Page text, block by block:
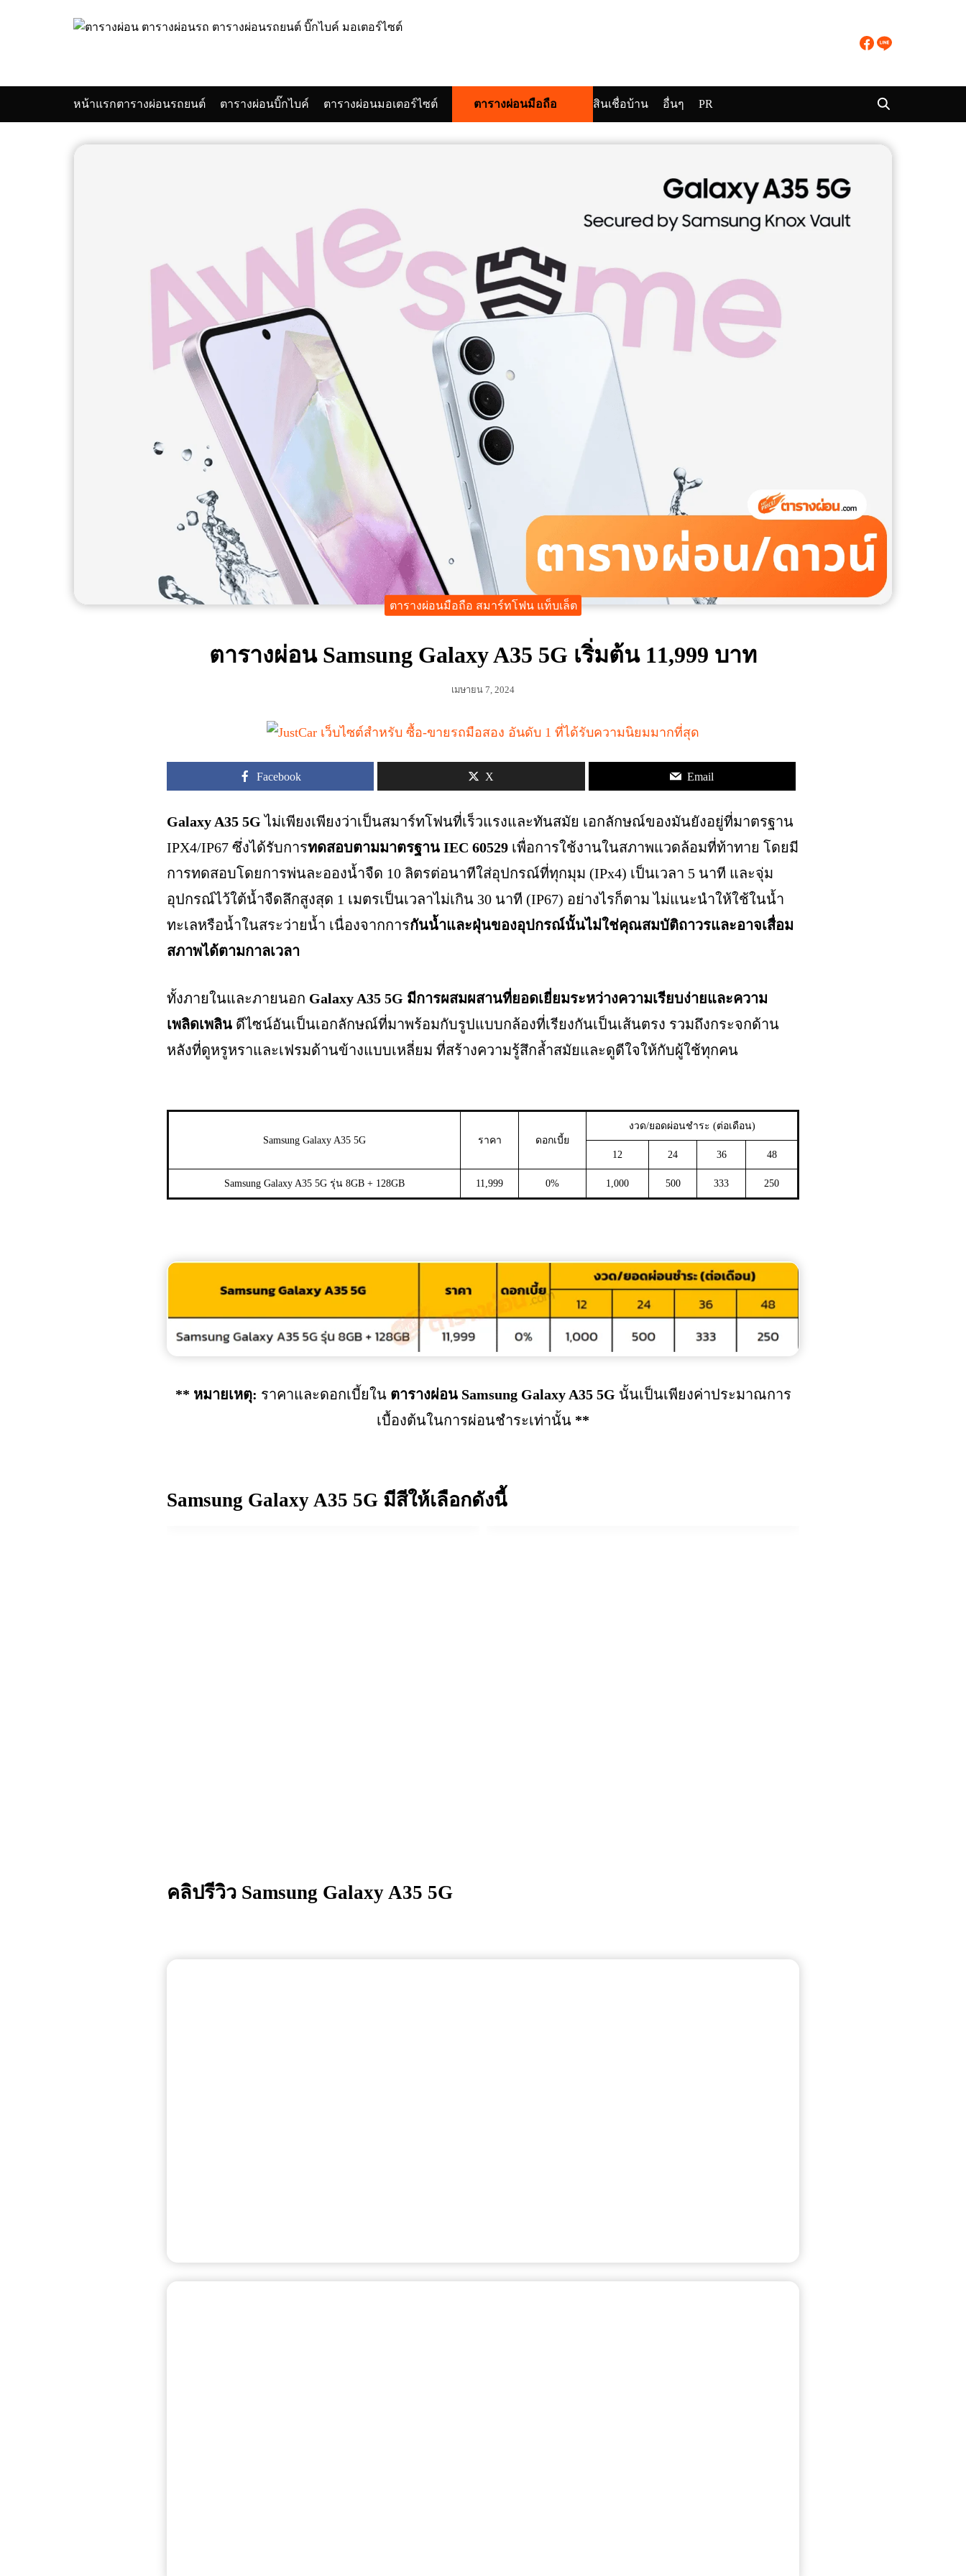
หน้าแรกตารางผ่อนรถยนต์ ตารางผ่อนบิ๊กไบค์ ตารางผ่อนมอเตอร์ไซต์ ตารางผ่อนมือถือ สินเชื่อบ้าน อื่นๆ
PR
for:
ตารางผ่อนมือถือ สมาร์ทโฟน แท็บเล็ต
ตารางผ่อน Samsung Galaxy A35 5G เริ่มต้น 11,999 บาท
เมษายน 7, 2024
Facebook X Email
Galaxy A35 5G ไม่เพียงเพียงว่าเป็นสมาร์ทโฟนที่เร็วแรงและทันสมัย เอกลักษณ์ของมันยังอยู่ที่มาตรฐาน
IPX4/IP67 ซึ่งได้รับการทดสอบตามมาตรฐาน IEC 60529 เพื่อการใช้งานในสภาพแวดล้อมที่ท้าทาย โดยมี
การทดสอบโดยการพ่นละอองน้ำจืด 10 ลิตรต่อนาทีใส่อุปกรณ์ที่ทุกมุม (IPx4) เป็นเวลา 5 นาที และจุ่ม
อุปกรณ์ไว้ใต้น้ำจืดลึกสูงสุด 1 เมตรเป็นเวลาไม่เกิน 30 นาที (IP67) อย่างไรก็ตาม ไม่แนะนำให้ใช้ในน้ำ
ทะเลหรือน้ำในสระว่ายน้ำ เนื่องจากการกันน้ำและฝุ่นของอุปกรณ์นั้นไม่ใช่คุณสมบัติถาวรและอาจเสื่อม
สภาพได้ตามกาลเวลา
ทั้งภายในและภายนอก Galaxy A35 5G มีการผสมผสานที่ยอดเยี่ยมระหว่างความเรียบง่ายและความ
เพลิดเพลิน ดีไซน์อันเป็นเอกลักษณ์ที่มาพร้อมกับรูปแบบกล้องที่เรียงกันเป็นเส้นตรง รวมถึงกระจกด้าน
หลังที่ดูหรูหราและเฟรมด้านข้างแบบเหลี่ยม ที่สร้างความรู้สึกล้ำสมัยและดูดีใจให้กับผู้ใช้ทุกคน
Samsung Galaxy A35 5G ราคา ดอกเบี้ย
งวด/ยอดผ่อนชำระ (ต่อเดือน)
12 24 36 48
Samsung Galaxy A35 5G รุ่น 8GB + 128GB 11,999 0% 1,000 500 333 250
** หมายเหตุ: ราคาและดอกเบี้ยใน ตารางผ่อน Samsung Galaxy A35 5G นั้นเป็นเพียงค่าประมาณการ
เบื้องต้นในการผ่อนชำระเท่านั้น **
Samsung Galaxy A35 5G มีสีให้เลือกดังนี้
คลิปรีวิว Samsung Galaxy A35 5G